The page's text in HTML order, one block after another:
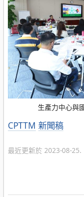
生產力中心與
分
CPTTM 新聞稿
最近更新於 2023-08-25.